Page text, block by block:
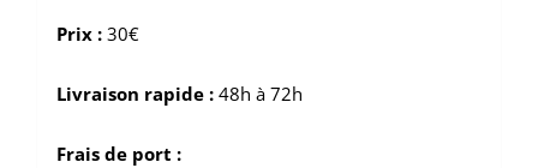
Prix :30€
Livraison rapide :48h à 72h
Frais de port :